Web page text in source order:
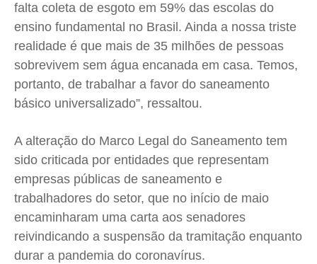
falta coleta de esgoto em 59% das escolas do
ensino fundamental no Brasil. Ainda a nossa triste
realidade é que mais de 35 milhões de pessoas
sobrevivem sem água encanada em casa. Temos,
portanto, de trabalhar a favor do saneamento
básico universalizado”, ressaltou.
A alteração do Marco Legal do Saneamento tem
sido criticada por entidades que representam
empresas públicas de saneamento e
trabalhadores do setor, que no início de maio
encaminharam uma carta aos senadores
reivindicando a suspensão da tramitação enquanto
durar a pandemia do coronavírus.